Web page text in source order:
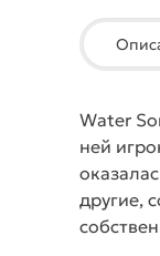
Water
ней
другие,